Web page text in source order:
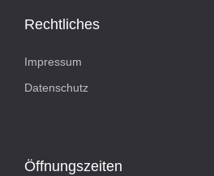
Rechtliches
Impressum
Datenschutz
Öffnungszeiten